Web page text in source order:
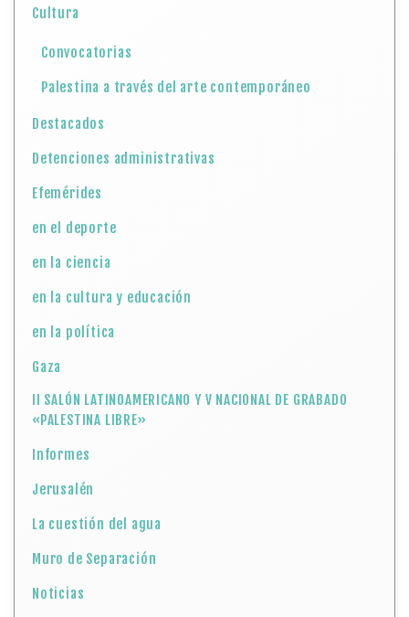
Cultura
Convocatorias
Palestina a través del arte contemporáneo
Destacados
Detenciones administrativas
Efemérides
en el deporte
en la ciencia
en la cultura y educación
en la política
Gaza
II SALÓN LATINOAMERICANO Y V NACIONAL DE GRABADO
«PALESTINA LIBRE»
Informes
Jerusalén
La cuestión del agua
Muro de Separación
Noticias